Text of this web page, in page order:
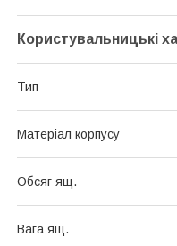
Користувальницькі
Тип
Матеріал корпусу
Обсяг ящ.
Вага ящ.